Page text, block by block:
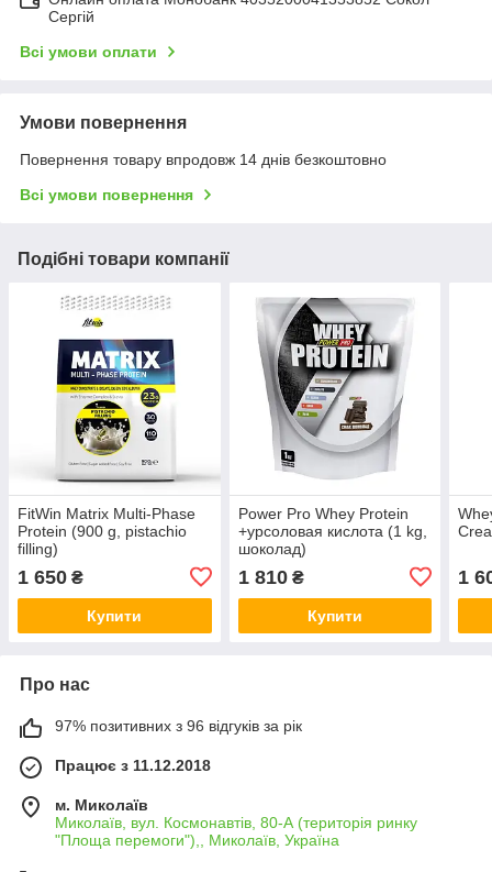
Сергій
Всі умови оплати
Умови повернення
Повернення товару впродовж 14 днів безкоштовно
Всі умови повернення
Подібні товари компанії
FitWin Matrix Multi-Phase
Protein (900 g, pistachio
filling)
1 650 ₴
Купити
Power Pro Whey Protein
+урсоловая кислота (1 kg,
шоколад)
1 810₴
Купити
1
Про нас
97% позитивних з 96 відгуків за рік
Працює з 11.12.2018
м. Миколаїв
Миколаїв, вул. Космонавтів, 80-А (територія ринку
"Площа перемоги"),, Миколаїв, Україна